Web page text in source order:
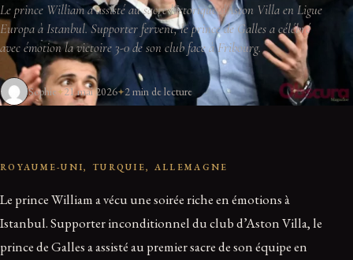
Le prince William a assisté au sacre historique d'Aston Villa en Ligue
Europa à Istanbul. Supporter fervent, le prince de Galles a célébré
avec émotion la victoire 3-0 de son club face à Fribourg.
Sophie 21 mai 2026 2 min de lecture
ROYAUME-UNI, TURQUIE, ALLEMAGNE
Le prince William a vécu une soirée riche en émotions à
Istanbul. Supporter inconditionnel du club d’Aston Villa, le
prince de Galles a assisté au premier sacre de son équipe en